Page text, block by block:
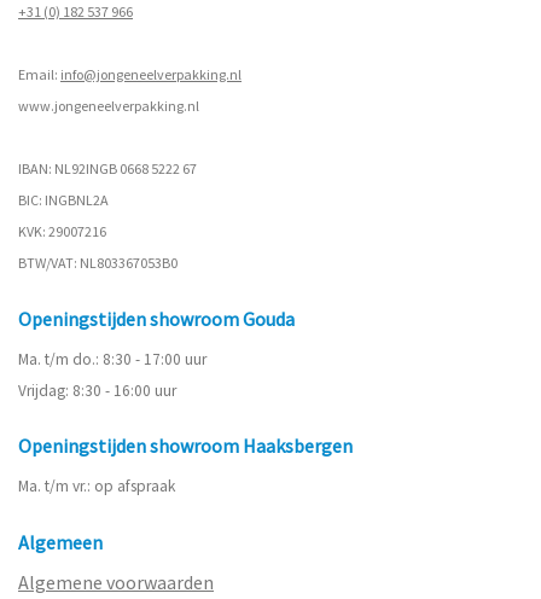
+31 (0) 182 537 966
Email: info@jongeneelverpakking.nl
www.jongeneelverpakking.nl
IBAN: NL92INGB 0668 5222 67
BIC: INGBNL2A
KVK: 29007216
BTW/VAT: NL803367053B0
Openingstijden showroom Gouda
Ma. t/m do.: 8:30 - 17:00 uur
Vrijdag: 8:30 - 16:00 uur
Openingstijden showroom Haaksbergen
Ma. t/m vr.: op afspraak
Algemeen
Algemene voorwaarden